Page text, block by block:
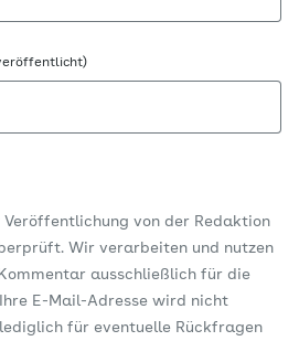
von der Redaktion
Wir verarbeiten und nutzen
ausschließlich für die
E-Mail-Adresse wird nicht
für eventuelle Rückfragen